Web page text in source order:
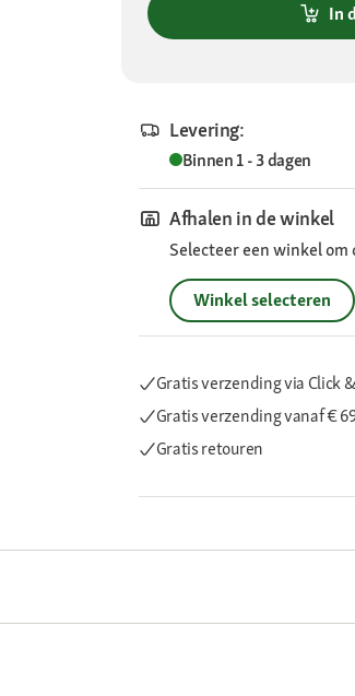
In
Levering:
Binnen 1 - 3 dagen
Afhalen in de winkel
Selecteer een winkel
Winkel selecteren
Gratis verzending via Click
Gratis verzendingvanaf €
Gratis retouren